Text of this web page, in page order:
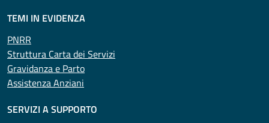
TEMI IN EVIDENZA
PNRR
Struttura Carta dei Servizi
Gravidanza e Parto
Assistenza Anziani
SERVIZI A SUPPORTO